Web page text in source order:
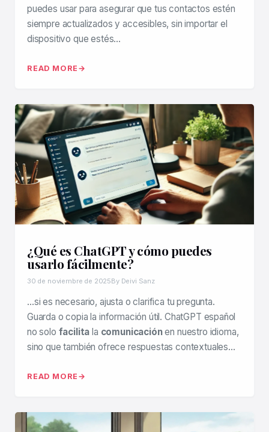
puedes usar para asegurar que tus contactos estén
siempre actualizados y accesibles, sin importar el
dispositivo que estés…
READ MORE
¿Qué es ChatGPT y cómo puedes
usarlo fácilmente?
30 de noviembre de 2025By Deivi Sanz
…si es necesario, ajusta o clarifica tu pregunta.
Guarda o copia la información útil. ChatGPT español
no solo facilita la comunicaciónen nuestro idioma,
sino que también ofrece respuestas contextuales…
READ MORE